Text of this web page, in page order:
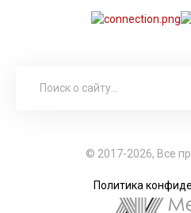
© 2017-2026, Все
Политика